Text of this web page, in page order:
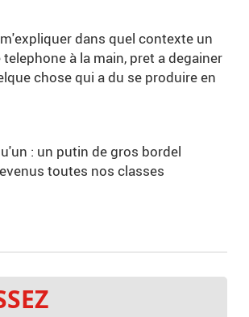
dans quel contexte un
à la main, pret a degainer
chose qui a du se produire en
: un putin de gros bordel
toutes nos classes